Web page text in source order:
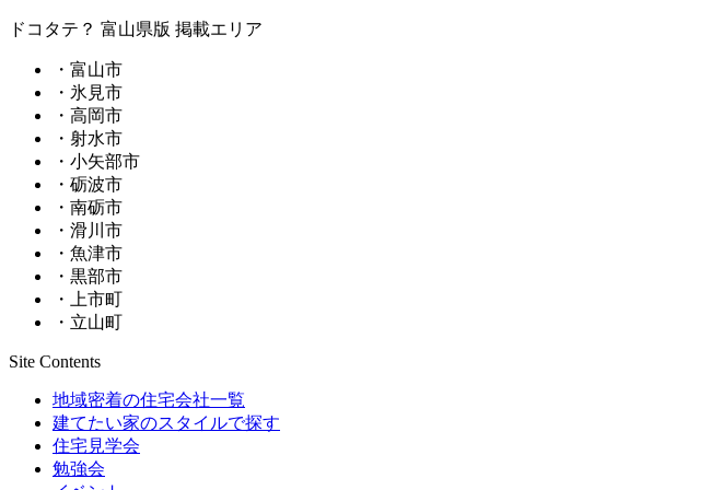
ドコタテ？ 富山県版 掲載エリア
・富山市
・氷見市
・高岡市
・射水市
・小矢部市
・砺波市
・南砺市
・滑川市
・魚津市
・黒部市
・上市町
・立山町
Site Contents
地域密着の住宅会社一覧
建てたい家のスタイルで探す
住宅見学会
勉強会